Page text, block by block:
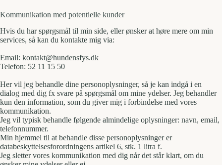
Kommunikation med potentielle kunder
Hvis du har spørgsmål til min side, eller ønsker at høre mere om min
services, så kan du kontakte mig via:
Email: kontakt@hundensfys.dk
Telefon: 52 11 15 50
Her vil jeg behandle dine personoplysninger, så je kan indgå i en
dialog med dig fx svare på spørgsmål om mine ydelser. Jeg behandler
kun den information, som du giver mig i forbindelse med vores
kommunikation.
Jeg vil typisk behandle følgende almindelige oplysninger: navn, email,
telefonnummer.
Min hjemmel til at behandle disse personoplysninger er
databeskyttelsesforordningens artikel 6, stk. 1 litra f.
Jeg sletter vores kommunikation med dig når det står klart, om du